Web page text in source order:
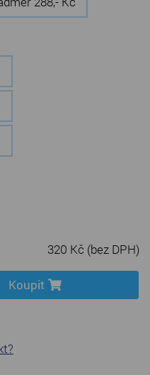
320 Kč (bez DPH)
Koupit